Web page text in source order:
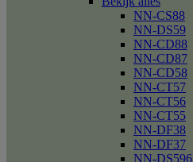
NN-CS88
NN-DS59
NN-CD88
NN-CD87
NN-CD58
NN-CT57
NN-CT56
NN-CT55
NN-DF38
NN-DF37
NN-DS596